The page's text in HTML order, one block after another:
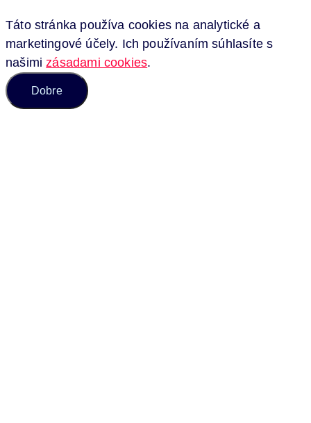
Táto stránka používa cookies na analytické a
marketingové účely. Ich používaním súhlasíte s
našimizásadami cookies.
Dobre